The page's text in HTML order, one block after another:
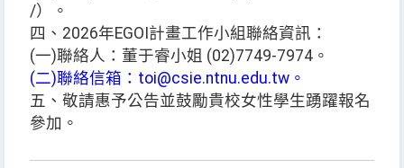
/）。
四、2026年EGOI計畫工作小組聯絡資訊：
(一)聯絡人：董于睿小姐 (02)7749-7974。
(二)聯絡信箱：toi@csie.ntnu.edu.tw。
五、敬請惠予公告並鼓勵貴校女性學生踴躍報名
參加。